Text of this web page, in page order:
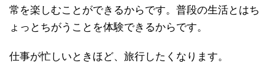
常を楽しむことができるからです。普段の生活とはち
ょっとちがうことを体験できるからです。
仕事が忙しいときほど、旅行したくなります。